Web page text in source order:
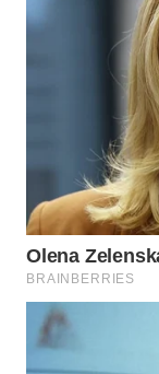
WN
MANDALIKA
WN
LIKUPANG